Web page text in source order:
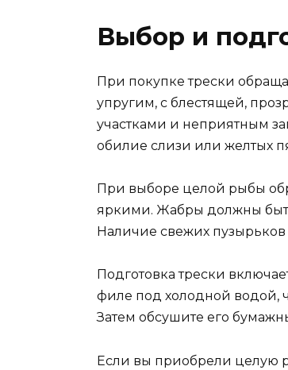
Выбор и
При покупке трески
упругим, с блестящей,
участками и неприятным
обилие слизи или желтых
При выборе целой рыбы
яркими. Жабры должны
Наличие свежих пузырьков
Подготовка трески
филе под холодной водой,
Затем обсушите его
Если вы приобрели целую